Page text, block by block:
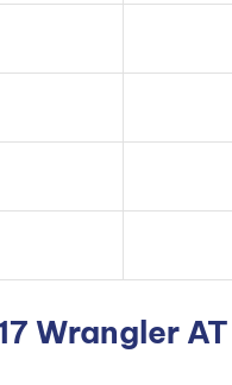
Wrangler